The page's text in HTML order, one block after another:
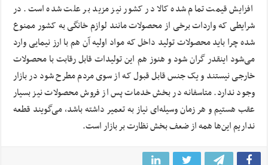
افزایش قیمت تمام شده کالا در کشور نیز مزید بر علت شده است. در
شرایطی که واردات برخی از محصولات مانند لوازم خانگی به کشور ممنوع
شده چرا باید محصولات تولید داخل که مواد اولیه آن هم با ارز نیمایی وارد
می‌شود اینقدر گران شود و هنوز هم این تولیدات قابل رقابت با محصولات
خارجی نیستند و یک جنس قابل قبول که از سوی مردم مطرح شود در بازار
وجود ندارد. متاسفانه در بخش خدمات پس از فروش محصولات نیز بسیار
عقب هستیم و هر زمان وسیله‌ای نیاز به تعمیر داشته باشد، می‌گویند قطعه
نداریم این‌ها همه از ضعف بخش نظارت بر بازار است.